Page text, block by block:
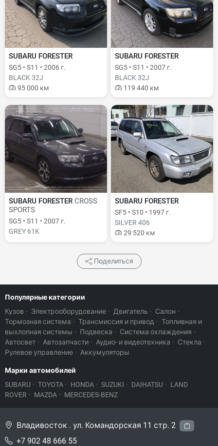
SUBARU FORESTER
SG5 • S11 • 2006 г.
BLACK 32J
95 000 км
SUBARU FORESTER
SG5 • S11 • 2007 г.
BLACK 32J
119 440 км
SUBARU FORESTER CROSS
SPORTS
SG5 • S11 • 2007 г.
GREY 61K
SUBARU FORESTER
SF5 • S10 • 1997 г.
SILVER 406
29 520 км
Поделиться
Популярные категории
Кузов · Электрооборудование · Двигатель · Салон ·
Тормозная система · Трансмиссия и привод · Топливная и
выхлопная системы · Подвеска · Система охлаждения ·
Автосвет · Автозапчасти · Аудио- и видеотехника · Стекла ·
Рулевое управление · Аккумуляторы
Марки автомобилей
SUBARU · TOYOTA · HONDA · SUZUKI · DAIHATSU · LAND
ROVER · MAZDA · MERCEDES-BENZ
Владивосток . ул. Командорская 11 стр. 2
+7 902 48 666 55